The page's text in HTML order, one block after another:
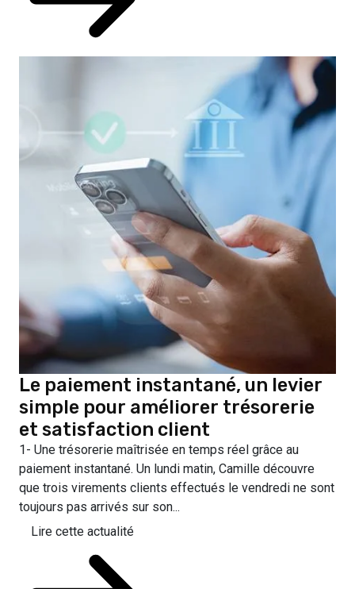
Le paiement instantané, un levier
simple pour améliorer trésorerie
et satisfaction client
1- Une trésorerie maîtrisée en temps réel grâce au
paiement instantané. Un lundi matin, Camille découvre
que trois virements clients effectués le vendredi ne sont
toujours pas arrivés sur son...
Lire cette actualité